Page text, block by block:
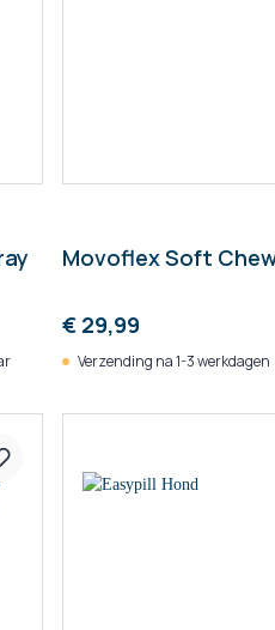
Movoflex Soft
€ 29,99
Verzending na 1-3 werkdagen